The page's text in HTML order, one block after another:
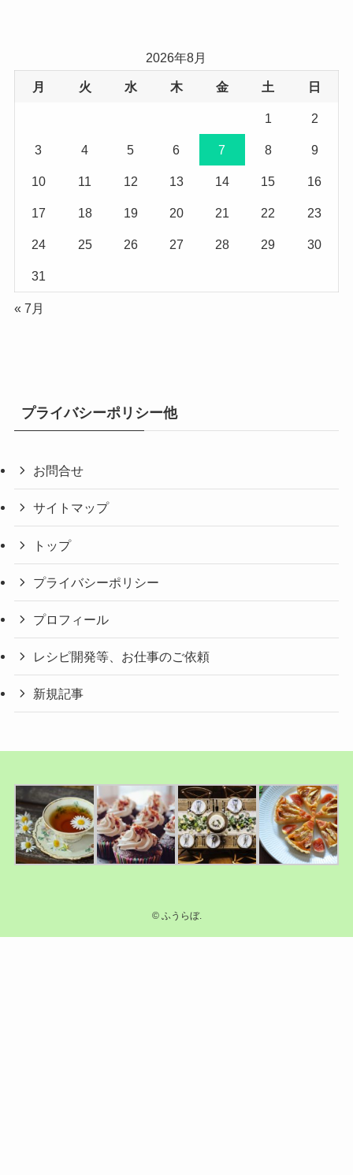
2026年8月
月 火 水 木 金 土 日
1 2
3 4 5 6 7 8 9
10 11 12 13 14 15 16
17 18 19 20 21 22 23
24 25 26 27 28 29 30
31
« 7月
プライバシーポリシー他
お問合せ
サイトマップ
トップ
プライバシーポリシー
プロフィール
レシピ開発等、お仕事のご依頼
新規記事
©ふうらぼ.